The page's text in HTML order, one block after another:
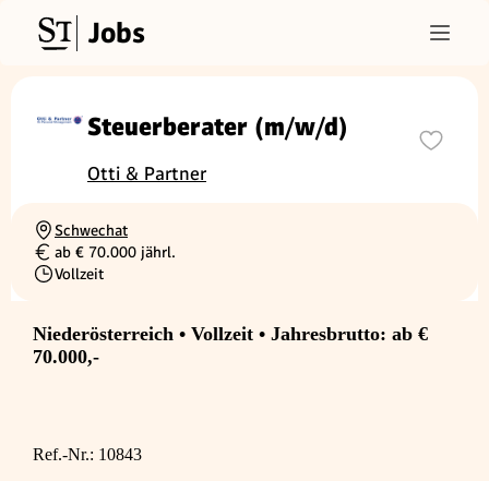
Jobs
Steuerberater (m/w/d)
Otti & Partner
Ortschaft
Schwechat
Gehalt
ab € 70.000 jährl.
Beschäftigungsart
Vollzeit
Niederösterreich • Vollzeit • Jahresbrutto: ab €
70.000,-
Ref.-Nr.: 10843